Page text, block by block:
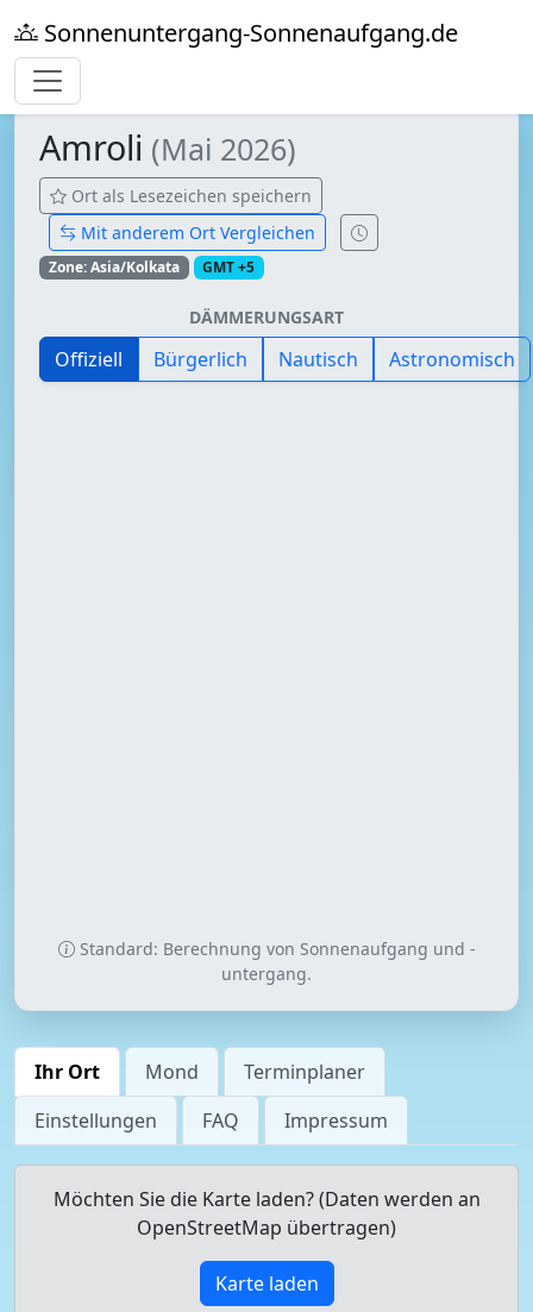
Sonnenuntergang-Sonnenaufgang.de
Amroli (Mai 2026)
Ort als Lesezeichen speichern
Mit anderem Ort Vergleichen
Zone: Asia/Kolkata GMT +5
DÄMMERUNGSART
Offiziell Bürgerlich Nautisch Astronomisch
Standard: Berechnung von Sonnenaufgang und -
untergang.
Ihr Ort Mond
Terminplaner
Einstellungen
FAQ Impressum
Möchten Sie die Karte laden? (Daten werden an
OpenStreetMap übertragen)
Karte laden